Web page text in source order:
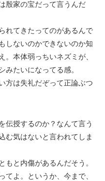
殷家の宝だって言うんだ
れてきたってのがあるんで
しないのかできないのか知
。本体弱っちいネズミが、
みたいになってる感。
方は失礼だぞって正論ぶつ
伝授するのか？なんて言う
む気はないと言われてしま
もと内傷があるんだそう。
てよ。というか、今まで、